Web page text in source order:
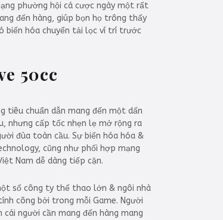
phường hội cá cược ngày một rất
đến hàng, giúp bọn họ trông thấy
biến hóa chuyển tải lọc ví trí trước
50cc
tiêu chuẩn dẫn mang đến một dấn
nhưng cấp tốc nhẹn lẹ mở rộng ra
đùa toàn cầu. Sự biến hóa hóa &
cũng như phối hợp mạng
Nam dễ dàng tiếp cận.
số công ty thể thao lớn & ngôi nhà
công bởi trong mỗi Game. Người
người cần mang đến hàng mang